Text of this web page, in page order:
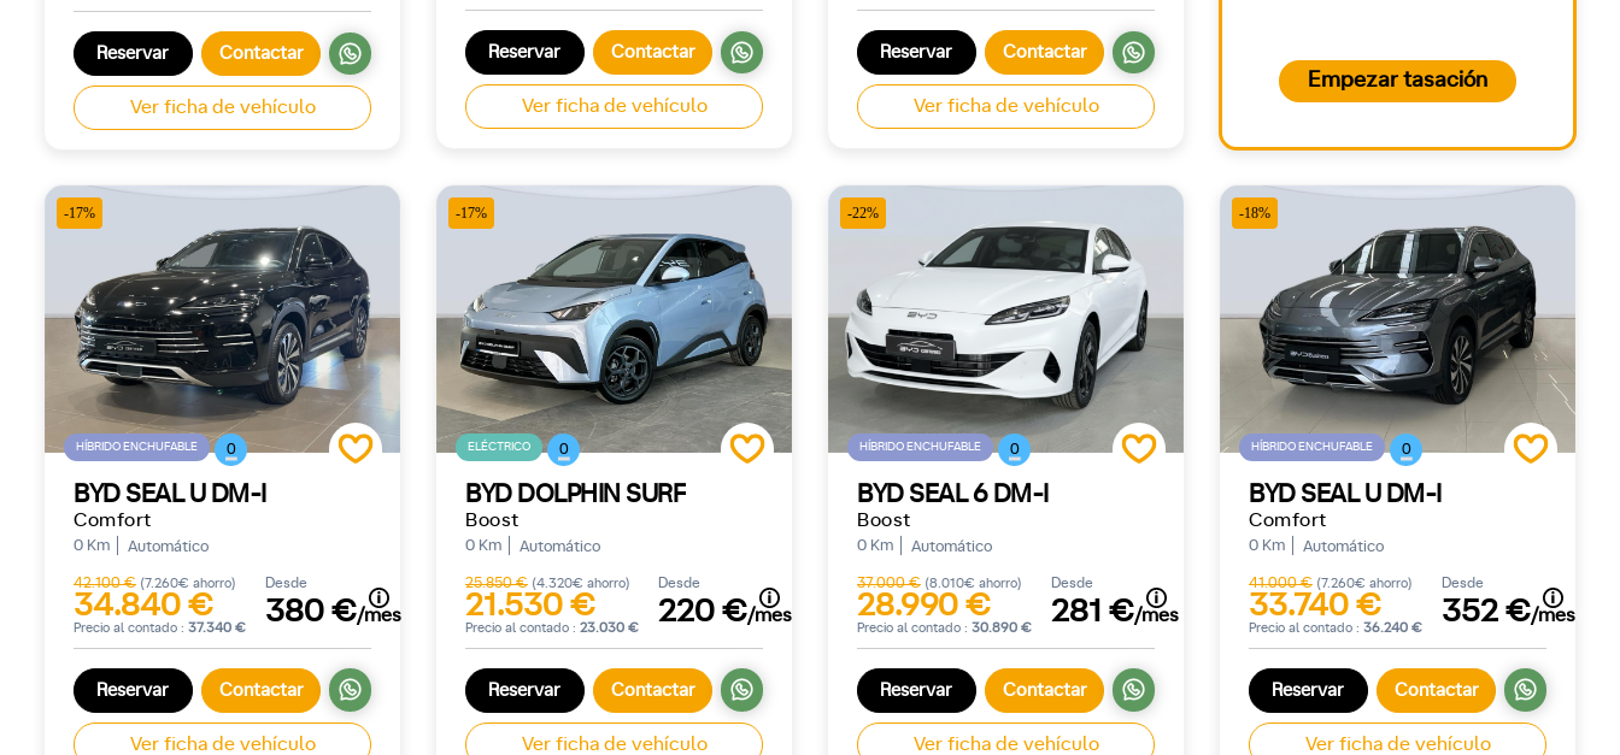
Reservar Contactar
Ver ficha de vehículo
Reservar Contactar
Ver ficha de vehículo
Reservar Contactar
Ver ficha de vehículo
Empezar tasación
-17%
HÍBRIDO ENCHUFABLE 0
BYD SEAL U DM-I
Comfort
0 Km Automático
42.100 € (7.260€ ahorro)
34.840 €
Precio al contado : 37.340 €
Desde
380 €/mes
Reservar Contactar
Ver ficha de vehículo
-17%
ELÉCTRICO 0
BYD DOLPHIN SURF
Boost
0 Km Automático
25.850 € (4.320€ ahorro)
21.530 €
Precio al contado : 23.030 €
Desde
220 €/mes
Reservar Contactar
Ver ficha de vehículo
-22%
HÍBRIDO ENCHUFABLE 0
BYD SEAL 6 DM-I
Boost
0 Km Automático
37.000 € (8.010€ ahorro)
28.990 €
Precio al contado : 30.890 €
Desde
281 €/mes
Reservar Contactar
Ver ficha de vehículo
-18%
HÍBRIDO ENCHUFABLE 0
BYD SEAL U DM-I
Comfort
0 Km Automático
41.000 € (7.260€ ahorro)
33.740 €
Precio al contado : 36.240 €
Desde
352 €/mes
Reservar Contactar
Ver ficha de vehículo